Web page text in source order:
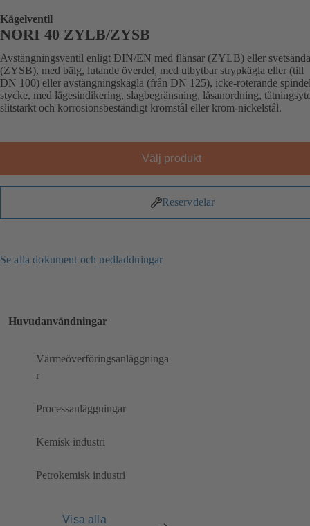
Kägelventil
NORI 40 ZYLB/ZYSB
Avstängningsventil enligt DIN/EN med flänsar (ZYLB) eller
(ZYSB), med bälg, lutande överdel, med utbytbar strypkägla eller (till
DN 100) eller avstängningskägla (från DN 125), icke-roterande
stycke, med lägesindikering, slagbegränsning, låsanordning,
slitstarkt och korrosionsbeständigt kromstål eller krom-nickelstål.
Välj produkt
Reservdelar
Se alla dokument och nedladdningar
Huvudanvändningar
Värmeöverföringsanläggninga
r
Processanläggningar
Kemisk industri
Petrokemisk industri
Visa alla